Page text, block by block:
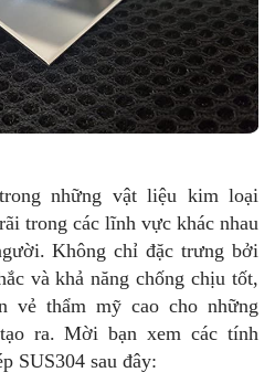
những vật liệu kim loại
trong các lĩnh vực khác nhau
Không chỉ đặc trưng bởi
và khả năng chống chịu tốt,
vẻ thẩm mỹ cao cho những
ra. Mời bạn xem các tính
SUS304 sau đây: